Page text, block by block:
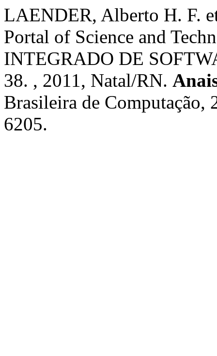
LAENDER, Alberto H. F.
Portal of Science and
INTEGRADO DE
38. , 2011, Natal/RN.
Brasileira de Computação,
6205.